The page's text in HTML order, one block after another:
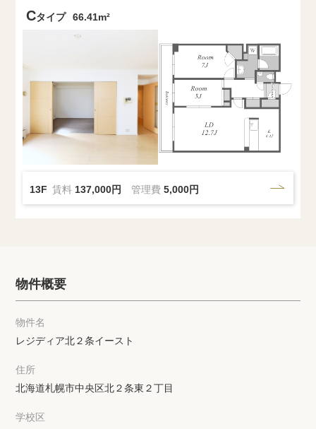
Cタイプ 66.41m²
13F 賃料 137,000円 管理費5,000円
物件概要
物件名
レジディア北２条イースト
住所
北海道札幌市中央区北２条東２丁目
学校区